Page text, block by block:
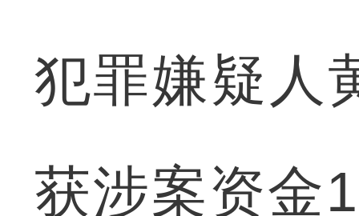
犯罪嫌疑人
获涉案资金